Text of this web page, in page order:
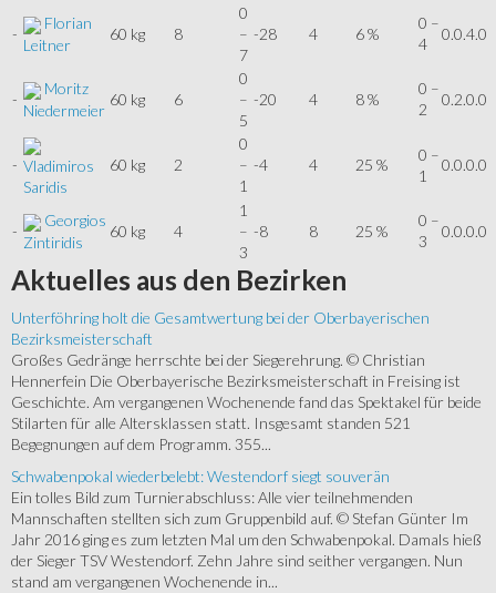
-
Florian
Leitner
60 kg 8
0
–
7
-28 4 6 %
0 –
4
0.0.4.0
-
Moritz
Niedermeier
60 kg 6
0
–
5
-20 4 8 %
0 –
2
0.2.0.0
- Vladimiros
Saridis
60 kg 2
0
–
1
-4 4 25 %
0 –
1
0.0.0.0
-
Georgios
Zintiridis
60 kg 4
1
–
3
-8 8 25 %
0 –
3
0.0.0.0
Aktuelles aus den Bezirken
Unterföhring holt die Gesamtwertung bei der Oberbayerischen
Bezirksmeisterschaft
Großes Gedränge herrschte bei der Siegerehrung. © Christian
Hennerfein Die Oberbayerische Bezirksmeisterschaft in Freising ist
Geschichte. Am vergangenen Wochenende fand das Spektakel für beide
Stilarten für alle Altersklassen statt. Insgesamt standen 521
Begegnungen auf dem Programm. 355...
Schwabenpokal wiederbelebt: Westendorf siegt souverän
Ein tolles Bild zum Turnierabschluss: Alle vier teilnehmenden
Mannschaften stellten sich zum Gruppenbild auf. © Stefan Günter Im
Jahr 2016 ging es zum letzten Mal um den Schwabenpokal. Damals hieß
der Sieger TSV Westendorf. Zehn Jahre sind seither vergangen. Nun
stand am vergangenen Wochenende in...